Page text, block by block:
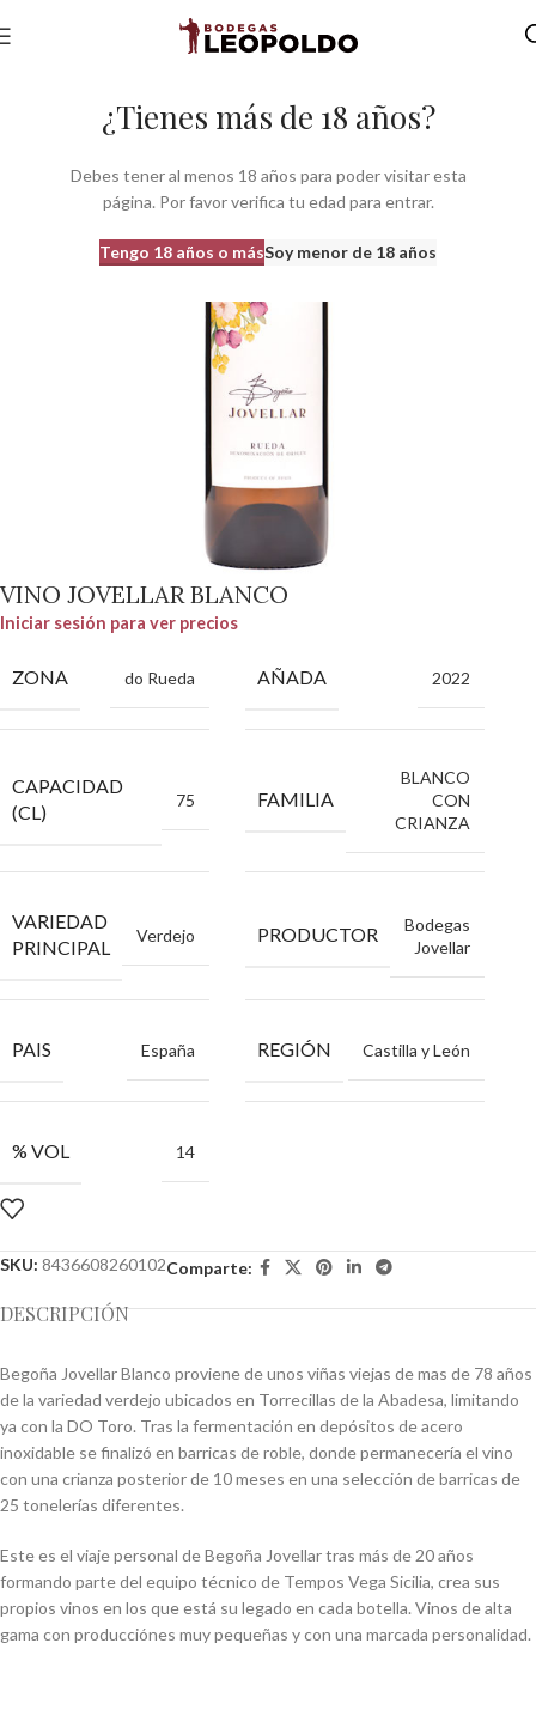
¿Tienes más de 18 años?
Debes tener al menos 18 años para poder visitar esta
página. Por favor verifica tu edad para entrar.
Tengo 18 años o másSoy menor de 18 años
Inicio Bodegas Castilla León Bodegas do Rueda
VINO JOVELLAR BLANCO
Iniciar sesión para ver precios
ZONA do Rueda AÑADA 2022
CAPACIDAD
(CL)
75 FAMILIA
BLANCO
CON
CRIANZA
VARIEDAD
PRINCIPAL
Verdejo PRODUCTOR
Bodegas
Jovellar
PAIS España REGIÓN Castilla y León
% VOL 14
SKU: 8436608260102Comparte:
DESCRIPCIÓN
Begoña Jovellar Blanco proviene de unos viñas viejas de mas de 78 años
de la variedad verdejo ubicados en Torrecillas de la Abadesa, limitando
ya con la DO Toro. Tras la fermentación en depósitos de acero
inoxidable se finalizó en barricas de roble, donde permanecería el vino
con una crianza posterior de 10 meses en una selección de barricas de
25 tonelerías diferentes.
Este es el viaje personal de Begoña Jovellar tras más de 20 años
formando parte del equipo técnico de Tempos Vega Sicilia, crea sus
propios vinos en los que está su legado en cada botella. Vinos de alta
gama con producciónes muy pequeñas y con una marcada personalidad.